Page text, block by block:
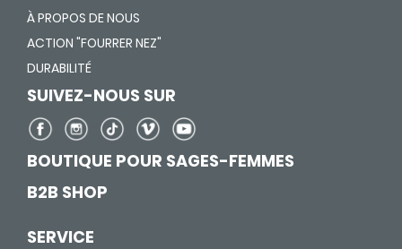
À PROPOS DE NOUS
ACTION "FOURRER NEZ"
DURABILITÉ
SUIVEZ-NOUS SUR
BOUTIQUE POUR SAGES-FEMMES
B2B SHOP
SERVICE